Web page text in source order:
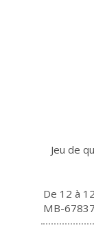
Jeu de
De 12 à
MB-